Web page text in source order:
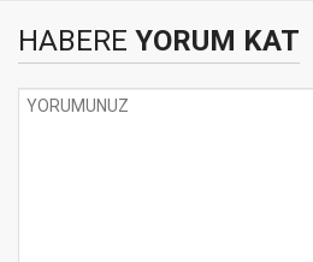
HABERE YORUM KAT